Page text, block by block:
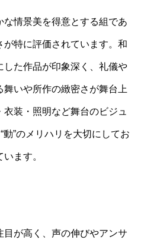
情景美を得意とする組であ
が特に評価されています。和
した作品が印象深く、礼儀や
いや所作の緻密さが舞台上
装・照明など舞台のビジュ
動”のメリハリを大切にしてお
ます。
が高く、声の伸びやアンサ